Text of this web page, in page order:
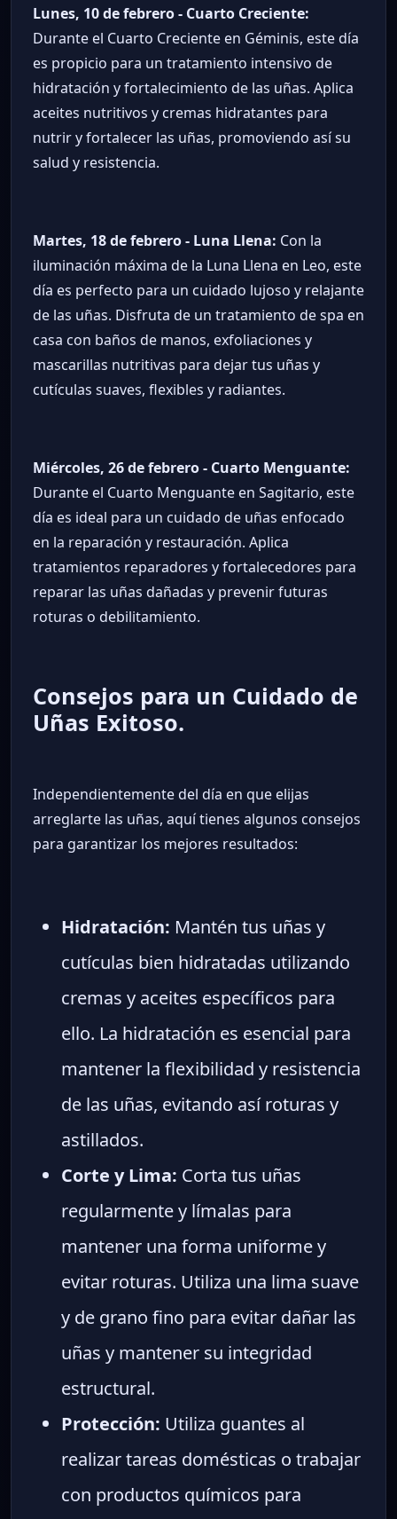
Lunes, 10 de febrero - Cuarto Creciente:
Durante el Cuarto Creciente en Géminis, este día
es propicio para un tratamiento intensivo de
hidratación y fortalecimiento de las uñas. Aplica
aceites nutritivos y cremas hidratantes para
nutrir y fortalecer las uñas, promoviendo así su
salud y resistencia.
Martes, 18 de febrero - Luna Llena: Con la
iluminación máxima de la Luna Llena en Leo, este
día es perfecto para un cuidado lujoso y relajante
de las uñas. Disfruta de un tratamiento de spa en
casa con baños de manos, exfoliaciones y
mascarillas nutritivas para dejar tus uñas y
cutículas suaves, flexibles y radiantes.
Miércoles, 26 de febrero - Cuarto Menguante:
Durante el Cuarto Menguante en Sagitario, este
día es ideal para un cuidado de uñas enfocado
en la reparación y restauración. Aplica
tratamientos reparadores y fortalecedores para
reparar las uñas dañadas y prevenir futuras
roturas o debilitamiento.
Consejos para un Cuidado de
Uñas Exitoso.
Independientemente del día en que elijas
arreglarte las uñas, aquí tienes algunos consejos
para garantizar los mejores resultados:
Hidratación: Mantén tus uñas y
cutículas bien hidratadas utilizando
cremas y aceites específicos para
ello. La hidratación es esencial para
mantener la flexibilidad y resistencia
de las uñas, evitando así roturas y
astillados.
Corte y Lima: Corta tus uñas
regularmente y límalas para
mantener una forma uniforme y
evitar roturas. Utiliza una lima suave
y de grano fino para evitar dañar las
uñas y mantener su integridad
estructural.
Protección: Utiliza guantes al
realizar tareas domésticas o trabajar
con productos químicos para